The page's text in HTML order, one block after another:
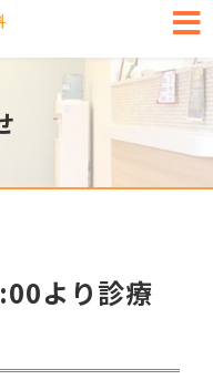
より診療